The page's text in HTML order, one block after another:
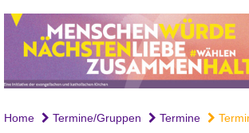
Home Termine/Gruppen Termine